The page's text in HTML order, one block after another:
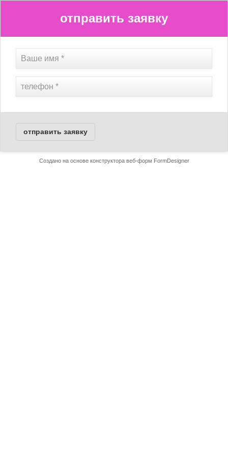
отправить заявку
отправить заявку
Создано на основе конструктора веб-форм FormDesigner